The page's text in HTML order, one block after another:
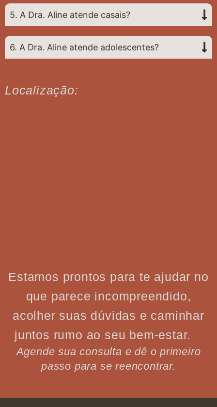
5. A Dra. Aline atende casais?
6. A Dra. Aline atende adolescentes?
Localização:
Estamos prontos para te ajudar no
que parece incompreendido,
acolher suas dúvidas e caminhar
juntos rumo ao seu bem-estar.
Agende sua consulta e dê o primeiro
passo para se reencontrar.